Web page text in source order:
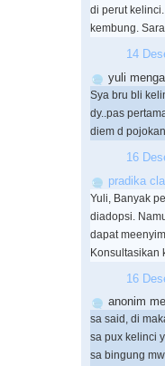
di perut
kembung.
14
yuli
Sya bru bli
dy..pas
diem d
16
pradika
Yuli, Banyak
diadopsi.
dapat
Konsultasikan
16
anonim
sa said, di
sa pux kelinci
sa bingung